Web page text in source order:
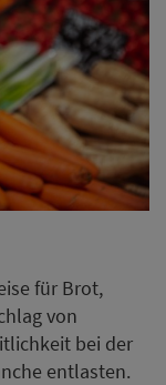
für Brot,
von
bei der
entlasten.